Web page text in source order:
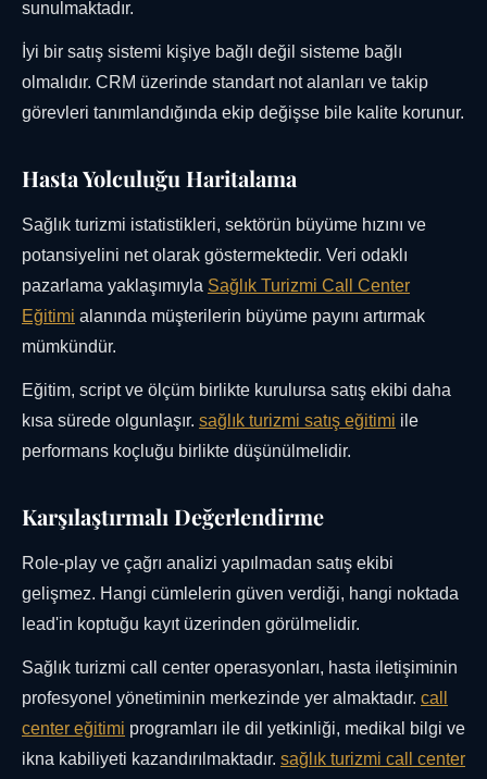
sunulmaktadır.
İyi bir satış sistemi kişiye bağlı değil sisteme bağlı
olmalıdır. CRM üzerinde standart not alanları ve takip
görevleri tanımlandığında ekip değişse bile kalite korunur.
Hasta Yolculuğu Haritalama
Sağlık turizmi istatistikleri, sektörün büyüme hızını ve
potansiyelini net olarak göstermektedir. Veri odaklı
pazarlama yaklaşımıyla Sağlık Turizmi Call Center
Eğitimi alanında müşterilerin büyüme payını artırmak
mümkündür.
Eğitim, script ve ölçüm birlikte kurulursa satış ekibi daha
kısa sürede olgunlaşır. sağlık turizmi satış eğitimi ile
performans koçluğu birlikte düşünülmelidir.
Karşılaştırmalı Değerlendirme
Role-play ve çağrı analizi yapılmadan satış ekibi
gelişmez. Hangi cümlelerin güven verdiği, hangi noktada
lead'in koptuğu kayıt üzerinden görülmelidir.
Sağlık turizmi call center operasyonları, hasta iletişiminin
profesyonel yönetiminin merkezinde yer almaktadır. call
center eğitimi programları ile dil yetkinliği, medikal bilgi ve
ikna kabiliyeti kazandırılmaktadır. sağlık turizmi call center